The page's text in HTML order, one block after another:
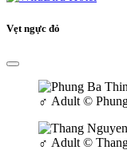
Vẹt ngực đỏ
♂ Adult ©
♂ Adult ©